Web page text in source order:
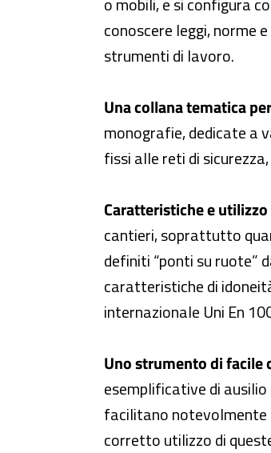
conoscere leggi, norme
strumenti di lavoro.
Una collana tematica
monografie, dedicate a
fissi alle reti di
Caratteristiche e
cantieri, soprattutto
definiti “ponti su ruote”
caratteristiche di
internazionale Uni En
Uno strumento di facile
esemplificative di
facilitano notevolmente
corretto utilizzo di